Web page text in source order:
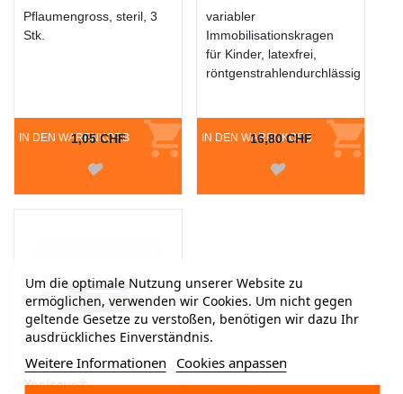
Pflaumengross, steril, 3
Stk.
IN DEN WARENKORB
1,05 CHF
variabler
Immobilisationskragen
für Kinder, latexfrei,
röntgenstrahlendurchlässig
IN DEN WARENKORB
16,80 CHF
Ypsisave®
Um die optimale Nutzung unserer Website zu
ermöglichen, verwenden wir Cookies. Um nicht gegen
geltende Gesetze zu verstoßen, benötigen wir dazu Ihr
ausdrückliches Einverständnis.
Weitere Informationen Cookies anpassen